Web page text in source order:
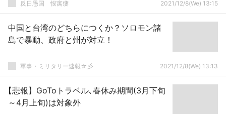
反日愚国 恨寓瘻 2021/12/8(We) 13:15
中国と台湾のどちらにつくか？ソロモン諸
島で暴動、政府と州が対立！
軍事・ミリタリー速報☆彡 2021/12/8(We) 13:13
【悲報】GoToトラベル､春休み期間(3月下旬
～4月上旬)は対象外